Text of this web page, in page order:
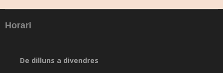
Horari
De dilluns a divendres